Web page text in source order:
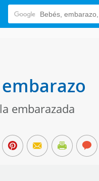
embarazada